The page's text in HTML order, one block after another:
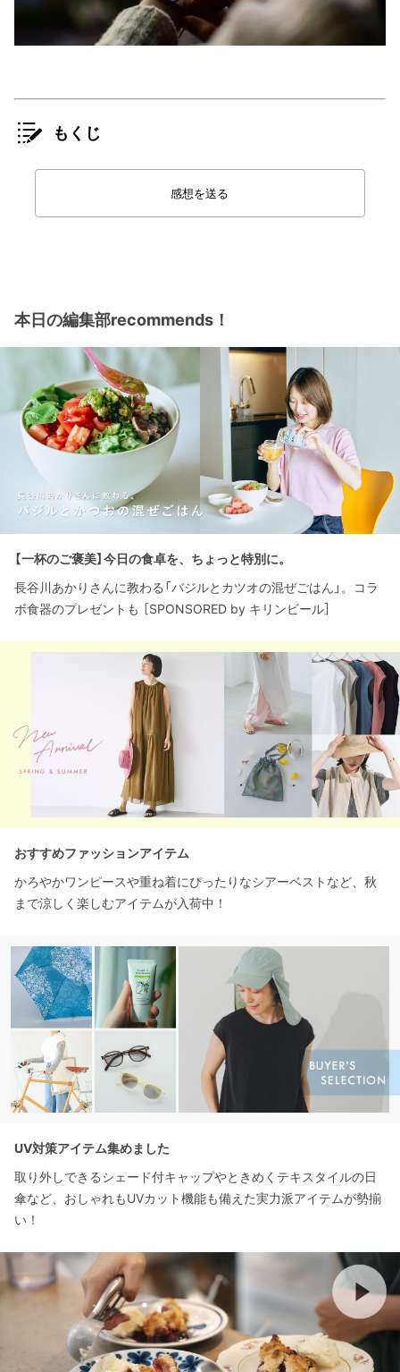
もくじ
感想を送る
本日の編集部recommends！
【一杯のご褒美】今日の食卓を、ちょっと特別に。
長谷川あかりさんに教わる「バジルとカツオの混ぜごはん」。コラ
ボ食器のプレゼントも ［SPONSORED by キリンビール］
おすすめファッションアイテム
かろやかワンピースや重ね着にぴったりなシアーベストなど、秋
まで涼しく楽しむアイテムが入荷中！
UV対策アイテム集めました
取り外しできるシェード付キャップやときめくテキスタイルの日
傘など、おしゃれもUVカット機能も備えた実力派アイテムが勢揃
い！